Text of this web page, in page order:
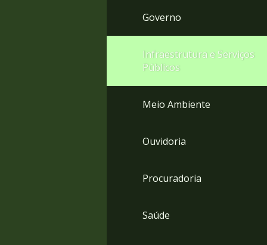
Governo
Infraestrutura e Serviços
Públicos
Meio Ambiente
Ouvidoria
Procuradoria
Saúde